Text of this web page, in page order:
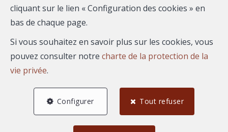
cliquant sur le lien « Configuration des cookies » en
bas de chaque page.
Si vous souhaitez en savoir plus sur les cookies, vous
pouvez consulter notre charte de la protection de la
vie privée.
Configurer Tout refuser
AGENCE REGARD
1626 Boulevard du President Salvador Allende
—
30000 Nimes